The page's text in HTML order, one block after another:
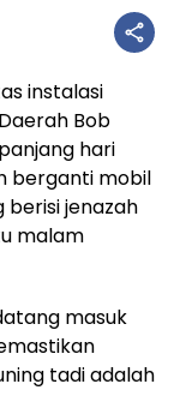
instalasi
Bob
hari
berganti mobil
jenazah
malam
masuk
tadi adalah